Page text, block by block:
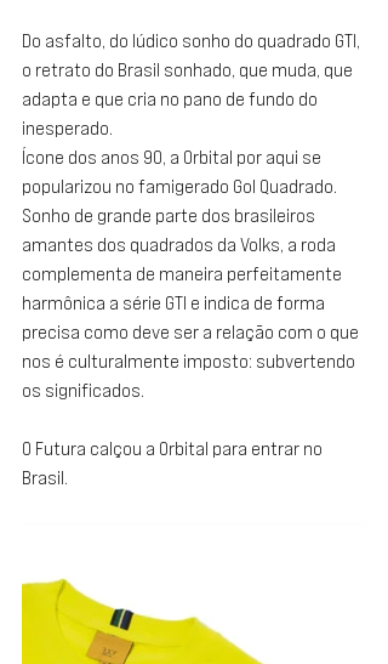
Do asfalto, do lúdico sonho do quadrado GTI,
o retrato do Brasil sonhado, que muda, que
adapta e que cria no pano de fundo do
inesperado.
Ícone dos anos 90, a Orbital por aqui se
popularizou no famigerado Gol Quadrado.
Sonho de grande parte dos brasileiros
amantes dos quadrados da Volks, a roda
complementa de maneira perfeitamente
harmônica a série GTI e indica de forma
precisa como deve ser a relação com o que
nos é culturalmente imposto: subvertendo
os significados.
O Futura calçou a Orbital para entrar no
Brasil.